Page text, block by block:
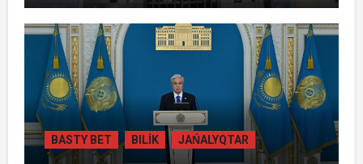
ҚАЙТАРЫЛҒАН АКТИВТЕР ЕСЕБІНЕН
84 МЫҢ ТҰРҒЫН ТҰРАҚТЫ ГАЗБЕН
ҚАМТЫЛАДЫ
BASTY BET BILİK JAŃALYQTAR